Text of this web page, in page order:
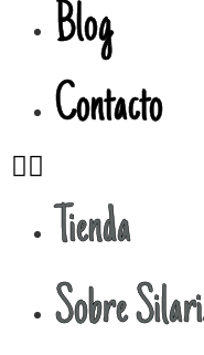
Blog
Contacto
Tienda
Sobre